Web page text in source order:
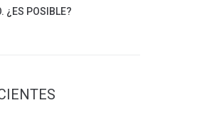
¿ES POSIBLE?